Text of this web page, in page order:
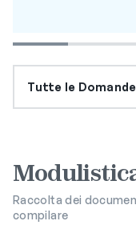
Tutte le
Raccolta dei
compilare